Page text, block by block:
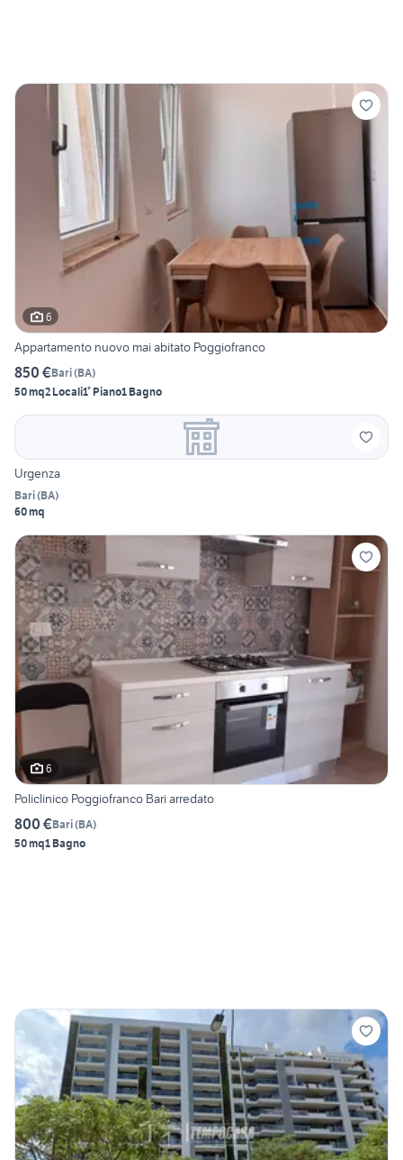
6
Appartamento nuovo mai abitato Poggiofranco
850 €Bari(BA)
50 mq2 Locali1° Piano1 Bagno
Urgenza
Bari(BA)
60 mq
6
Policlinico Poggiofranco Bari arredato
800 €Bari(BA)
50 mq1 Bagno